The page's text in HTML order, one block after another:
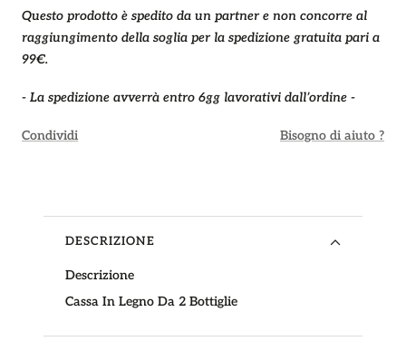
Questo prodotto è spedito da un partner e non concorre al
raggiungimento della soglia per la spedizione gratuita pari a
99€.
- La spedizione avverrà entro 6gg lavorativi dall’ordine -
Condividi Bisogno di aiuto ?
DESCRIZIONE
Descrizione
Cassa In Legno Da 2 Bottiglie